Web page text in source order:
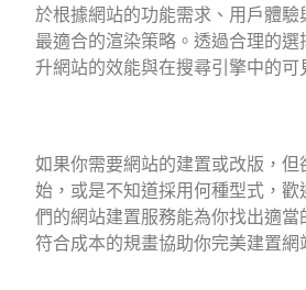
於根據網站的功能需求、用戶體驗
最適合的渲染策略。透過合理的選
升網站的效能與在搜尋引擎中的可
如果你需要網站的建置或改版，但
始，或是不知道採用何種型式，
們的網站建置服務能為你找出適當
符合成本的規畫協助你完美建置網